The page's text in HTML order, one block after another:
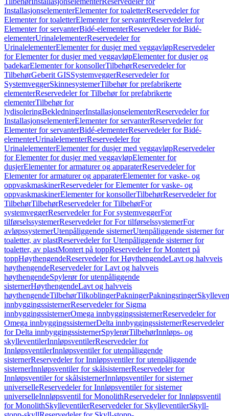
InstallasjonselementerElementer for toaletterReservedeler for
Elementer for toaletterElementer for servanterReservedeler for
Elementer for servanterBidé-elementerReservedeler for Bidé-
elementerUrinalelementerReservedeler for
UrinalelementerElementer for dusjer med veggavløpReservedeler
for Elementer for dusjer med veggavløpElementer for dusjer og
badekarElementer for konsollerTilbehørReservedeler for
TilbehørGeberit GISSystemveggerReservedeler for
SystemveggerSkinnesystemerTilbehør for prefabrikerte
elementerReservedeler for Tilbehør for prefabrikerte
elementerTilbehør for
lydisoleringBekledningerInstallasjonselementerReservedeler for
InstallasjonselementerElementer for servanterReservedeler for
Elementer for servanterBidé-elementerReservedeler for Bidé-
elementerUrinalelementerReservedeler for
UrinalelementerElementer for dusjer med veggavløpReservedeler
for Elementer for dusjer med veggavløpElementer for
dusjerElementer for armaturer og apparaterReservedeler for
Elementer for armaturer og apparaterElementer for vaske- og
oppvaskmaskinerReservedeler for Elementer for vaske- og
oppvaskmaskinerElementer for konsollerTilbehørReservedeler for
TilbehørTilbehørReservedeler for TilbehørFor
systemveggerReservedeler for For systemveggerFor
tilførselssystemerReservedeler for For tilførselssystemerFor
avløpssystemerUtenpåliggende sisternerUtenpåliggende sisterner for
toaletter, av plastReservedeler for Utenpåliggende sisterner for
toaletter, av plastMontert på toppReservedeler for Montert på
toppHøythengendeReservedeler for HøythengendeLavt og halvveis
høythengendeReservedeler for Lavt og halvveis
høythengendeSpylerør for utenpåliggende
sisternerHøythengendeLavt og halvveis
høythengendeTilbehørTilkoblingerPakningerPakningsringer
innbyggingssisternerReservedeler for Sigma
innbyggingssisternerOmega innbyggingssisternerReservedeler for
Omega innbyggingssisternerDelta innbyggingssisternerReservedeler
for Delta innbyggingssisternerSpylerørTilbehørInnløps- og
skylleventilerInnløpsventilerReservedeler for
InnløpsventilerInnløpsventiler for utenpåliggende
sisternerReservedeler for Innløpsventiler for utenpåliggende
sisternerInnløpsventiler for skålsisternerReservedeler for
Innløpsventiler for skålsisternerInnløpsventiler for sisterner
universelleReservedeler for Innløpsventiler for sisterner
universelleInnløpsventil for MonolithReservedeler for Innløpsventil
for MonolithSkylleventilerReservedeler for SkylleventilerSkyll-